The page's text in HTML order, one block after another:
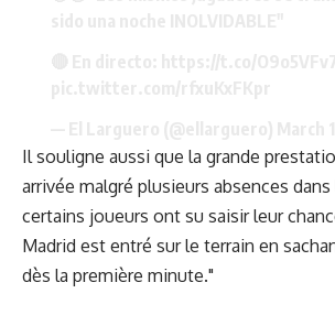
Il souligne aussi que la grande
arrivée malgré plusieurs absences
certains joueurs ont su saisir leur
Madrid est entré sur le terrain en
dès la première minute."